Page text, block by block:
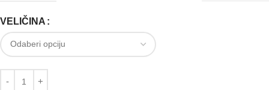
VELIČINA